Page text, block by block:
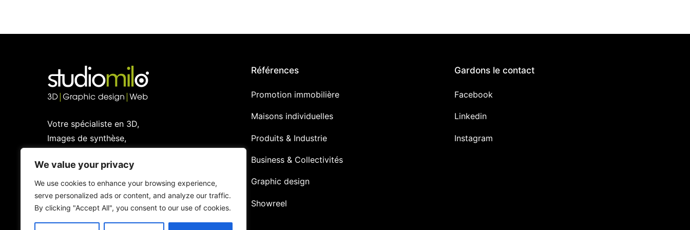
We value your privacy
We use cookies to enhance your browsing experience,
serve personalized ads or content, and analyze our traffic.
By clicking "Accept All", you consent to our use of cookies.
Votre spécialiste en 3D,
Images de synthèse,
Références
Promotion immobilière
Maisons individuelles
Produits & Industrie
Business & Collectivités
Graphic design
Showreel
Gardons le contact
Facebook
Linkedin
Instagram